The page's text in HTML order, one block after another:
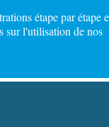
étape par étape
sur l'utilisation de nos